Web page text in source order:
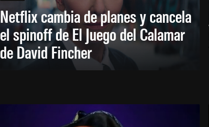
Netflix cambia de planes y cancela
el spinoff de El Juego del Calamar
de David Fincher